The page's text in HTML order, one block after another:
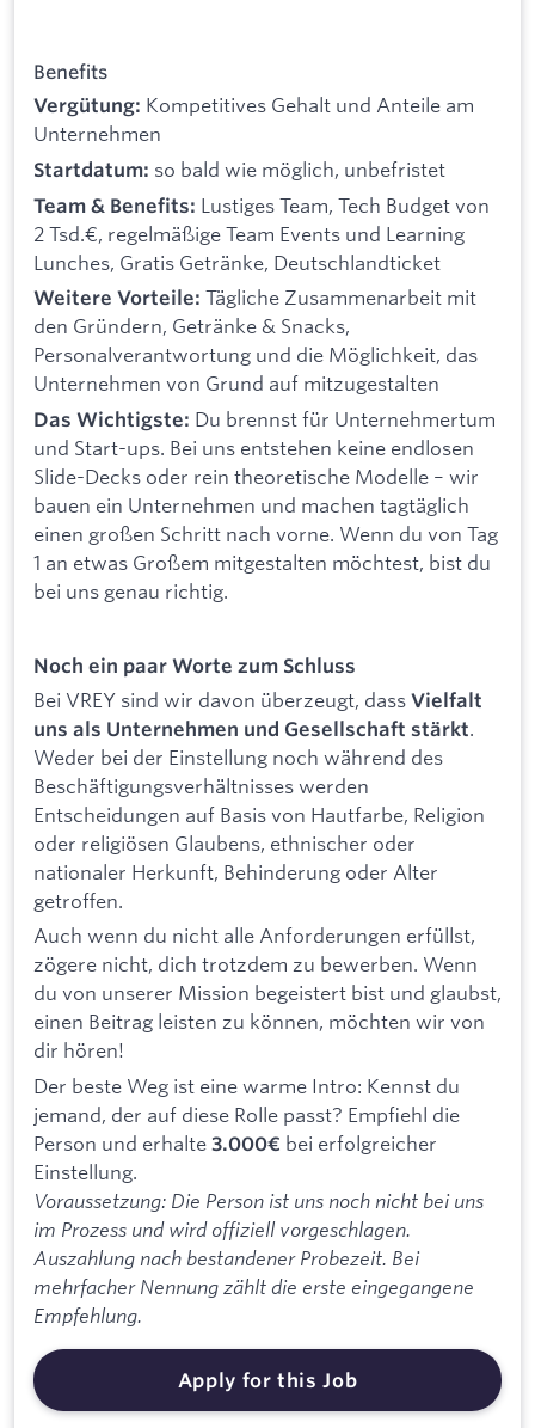
Benefits
Vergütung: Kompetitives Gehalt und Anteile am
Unternehmen
Startdatum: so bald wie möglich, unbefristet
Team & Benefits: Lustiges Team, Tech Budget von
2 Tsd.€, regelmäßige Team Events und Learning
Lunches, Gratis Getränke, Deutschlandticket
Weitere Vorteile: Tägliche Zusammenarbeit mit
den Gründern, Getränke & Snacks,
Personalverantwortung und die Möglichkeit, das
Unternehmen von Grund auf mitzugestalten
Das Wichtigste: Du brennst für Unternehmertum
und Start-ups. Bei uns entstehen keine endlosen
Slide-Decks oder rein theoretische Modelle – wir
bauen ein Unternehmen und machen tagtäglich
einen großen Schritt nach vorne. Wenn du von Tag
1 an etwas Großem mitgestalten möchtest, bist du
bei uns genau richtig.
Noch ein paar Worte zum Schluss
Bei VREY sind wir davon überzeugt, dass Vielfalt
uns als Unternehmen und Gesellschaft stärkt.
Weder bei der Einstellung noch während des
Beschäftigungsverhältnisses werden
Entscheidungen auf Basis von Hautfarbe, Religion
oder religiösen Glaubens, ethnischer oder
nationaler Herkunft, Behinderung oder Alter
getroffen.
Auch wenn du nicht alle Anforderungen erfüllst,
zögere nicht, dich trotzdem zu bewerben. Wenn
du von unserer Mission begeistert bist und glaubst,
einen Beitrag leisten zu können, möchten wir von
dir hören!
Der beste Weg ist eine warme Intro: Kennst du
jemand, der auf diese Rolle passt? Empfiehl die
Person und erhalte 3.000€ bei erfolgreicher
Einstellung.
Voraussetzung: Die Person ist uns noch nicht bei uns
im Prozess und wird offiziell vorgeschlagen.
Auszahlung nach bestandener Probezeit. Bei
mehrfacher Nennung zählt die erste eingegangene
Empfehlung.
Apply for this Job